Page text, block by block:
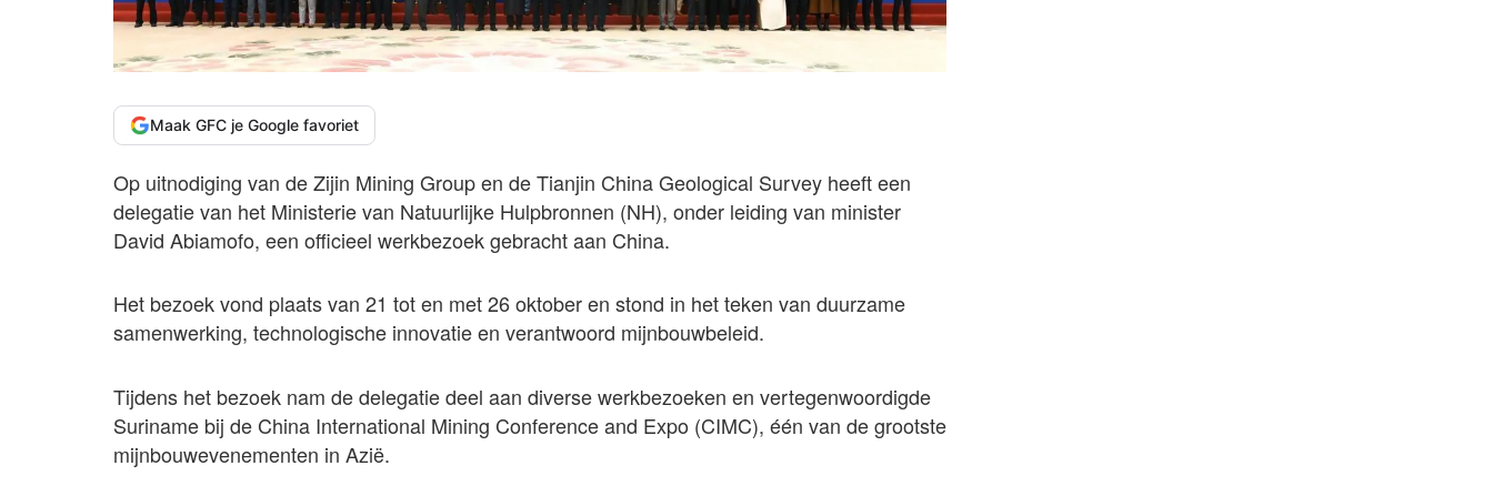
Maak GFC je Google favoriet
Op uitnodiging van de Zijin Mining Group en de Tianjin China Geological Survey heeft een
delegatie van het Ministerie van Natuurlijke Hulpbronnen (NH), onder leiding van minister
David Abiamofo, een officieel werkbezoek gebracht aan China.
Het bezoek vond plaats van 21 tot en met 26 oktober en stond in het teken van duurzame
samenwerking, technologische innovatie en verantwoord mijnbouwbeleid.
Tijdens het bezoek nam de delegatie deel aan diverse werkbezoeken en vertegenwoordigde
Suriname bij de China International Mining Conference and Expo (CIMC), één van de grootste
mijnbouwevenementen in Azië.